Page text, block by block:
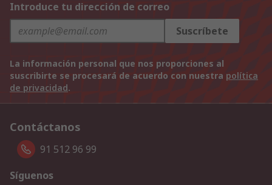
Introduce tu dirección de correo
Suscríbete
La información personal que nos proporciones al
suscribirte se procesará de acuerdo con nuestra política
de privacidad.
Contáctanos
91 512 96 99
Síguenos